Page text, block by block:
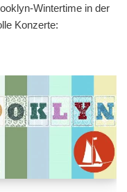
Wintertime in der
Konzerte: